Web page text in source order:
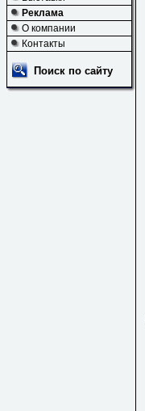
Реклама
О компании
Контакты
Поиск по сайту